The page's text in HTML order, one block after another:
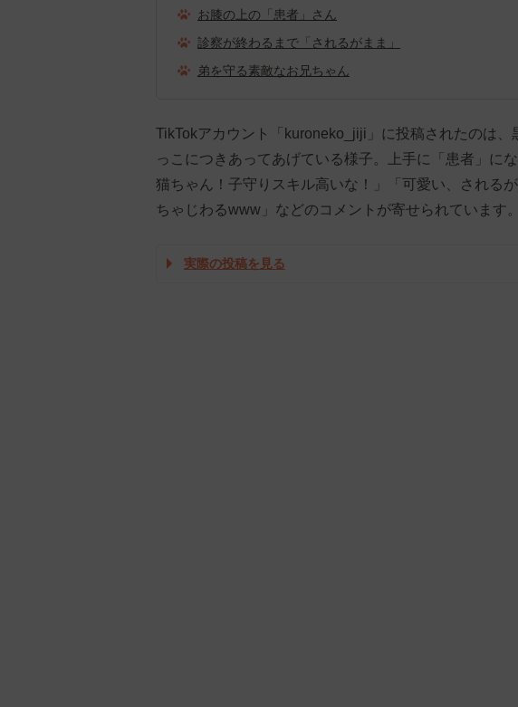
お膝の上の「患者」さん
診察が終わるまで「されるがまま」
弟を守る素敵なお兄ちゃん
TikTokアカウント「kuroneko_jiji」に投稿されたのは
っこにつきあってあげている様子。上手に「患者」に
猫ちゃん！子守りスキル高いな！」「可愛い、される
ちゃじわるwww」などのコメントが寄せられています。
実際の投稿を見る